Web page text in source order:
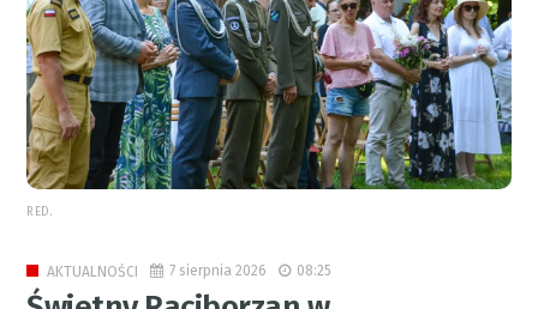
RED.
AKTUALNOŚCI 7 sierpnia 2026 08:25